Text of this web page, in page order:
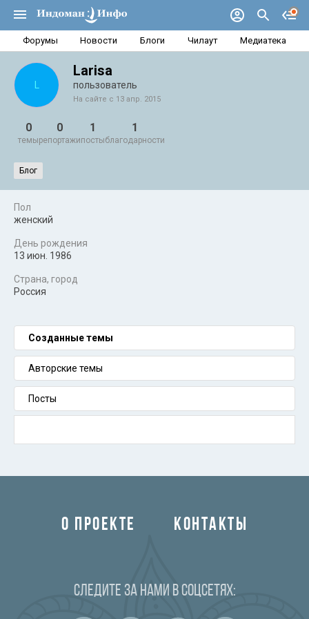
Форумы Новости Блоги Чилаут Медиатека
Larisa
пользователь
На сайте с 13 апр. 2015
0
темы
0
репортажи
1
посты
1
благодарности
Блог
Пол
женский
День рождения
13 июн. 1986
Страна, город
Россия
Созданные темы
Авторские темы
Посты
О ПРОЕКТЕ КОНТАКТЫ
Следите за нами в соцсетях: